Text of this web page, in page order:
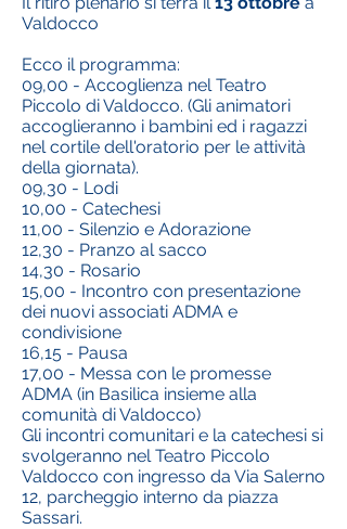
Valdocco
Ecco il programma:
09,00 - Accoglienza nel Teatro
Piccolo di Valdocco. (Gli animatori
accoglieranno i bambini ed i ragazzi
nel cortile dell'oratorio per le attività
della giornata).
09,30 - Lodi
10,00 - Catechesi
11,00 - Silenzio e Adorazione
12,30 - Pranzo al sacco
14,30 - Rosario
15,00 - Incontro con presentazione
dei nuovi associati ADMA e
condivisione
16,15 - Pausa
17,00 - Messa con le promesse
ADMA (in Basilica insieme alla
comunità di Valdocco)
Gli incontri comunitari e la catechesi si
svolgeranno nel Teatro Piccolo
Valdocco con ingresso da Via Salerno
12, parcheggio interno da piazza
Sassari.